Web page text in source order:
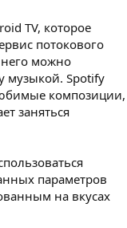
TV, которое
потокового
можно
музыкой. Spotify
композиции,
заняться
параметров
на вкусах